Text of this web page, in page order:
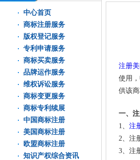
中心首页
商标注册服务
版权登记服务
专利申请服务
商标买卖服务
品牌运作服务
维权诉讼服务
商标变更服务
商标专利续展
中国商标注册
美国商标注册
欧盟商标注册
知识产权综合资讯
注册
使用
供该
一、
1、 注
2、注
3、注